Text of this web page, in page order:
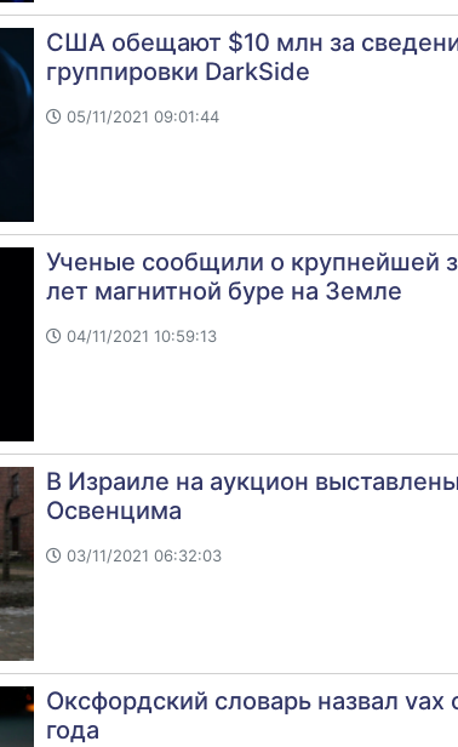
США обещают $10 млн за
группировки DarkSide
05/11/2021 09:01:44
Ученые сообщили о крупнейшей
лет магнитной буре на Земле
04/11/2021 10:59:13
В Израиле на аукцион
Освенцима
03/11/2021 06:32:03
Оксфордский словарь назвал vax
года